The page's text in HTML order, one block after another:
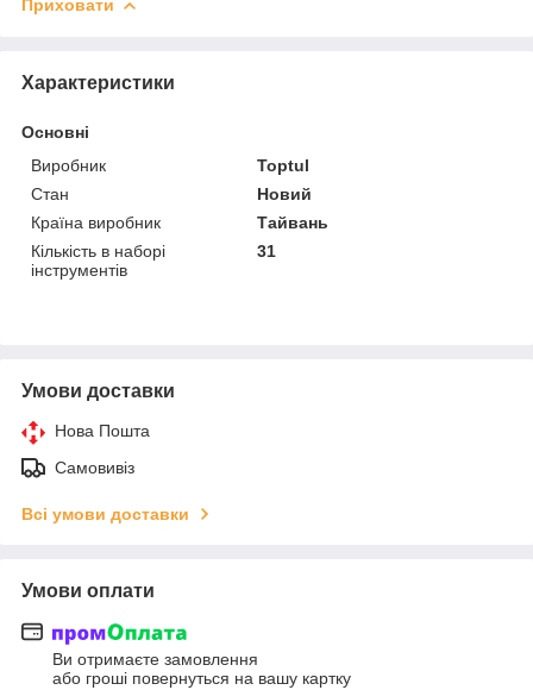
Приховати
Характеристики
Основні
Виробник
Toptul
Стан
Новий
Країна виробник
Тайвань
Кількість в наборі
інструментів
31
Умови доставки
Нова Пошта
Самовивіз
Всі умови доставки
Умови оплати
Ви отримаєте замовлення
або гроші повернуться на вашу картку